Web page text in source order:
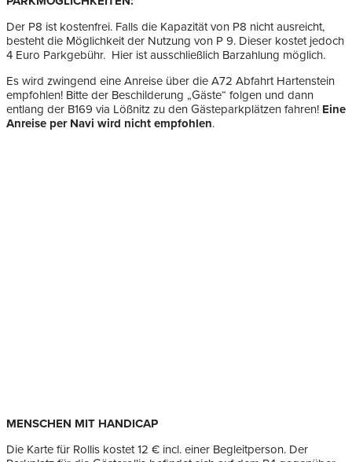
Der P8 ist kostenfrei. Falls die Kapazität von P8 nicht ausreicht,
besteht die Möglichkeit der Nutzung von P 9. Dieser kostet jedoch
4 Euro Parkgebühr. Hier ist ausschließlich Barzahlung möglich.
Es wird zwingend eine Anreise über die A72 Abfahrt Hartenstein
empfohlen! Bitte der Beschilderung „Gäste“ folgen und dann
entlang der B169 via Lößnitz zu den Gästeparkplätzen fahren! Eine
Anreise per Navi wird nicht empfohlen.
MENSCHEN MIT HANDICAP
Die Karte für Rollis kostet 12 € incl. einer Begleitperson. Der